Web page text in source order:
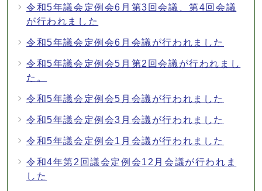
令和5年議会定例会6月第3回会議、第4回会議
が行われました
令和5年議会定例会6月会議が行われました
令和5年議会定例会5月第2回会議が行われまし
た。
令和5年議会定例会5月会議が行われました
令和5年議会定例会3月会議が行われました
令和5年議会定例会1月会議が行われました
令和4年第2回議会定例会12月会議が行われま
した